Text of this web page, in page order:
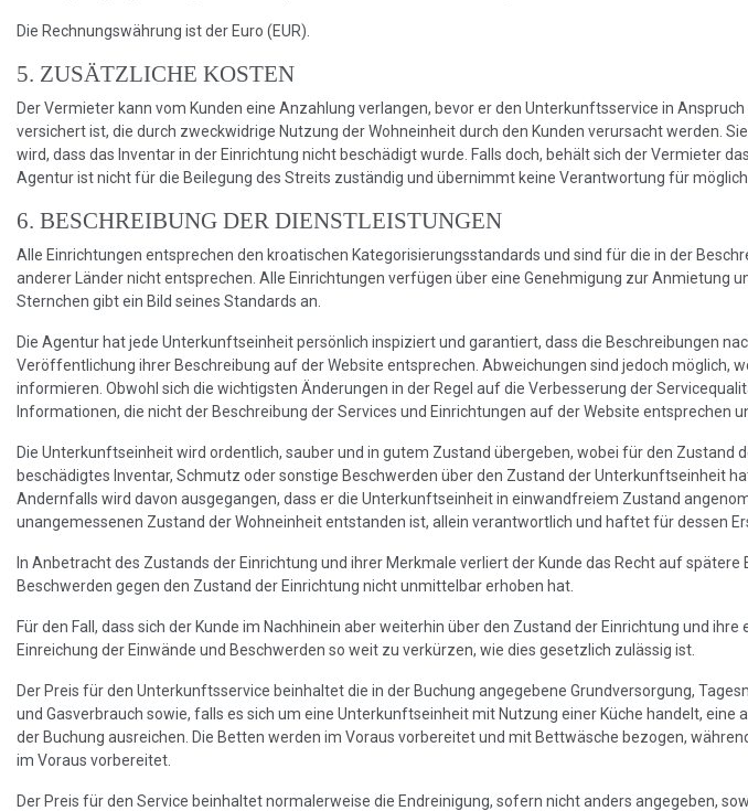
Die Rechnungswährung ist der Euro (EUR).
5. ZUSÄTZLICHE KOSTEN
Der Vermieter kann vom Kunden eine Anzahlung verlangen, bevor er den Unterkunftsservice in
versichert ist, die durch zweckwidrige Nutzung der Wohneinheit durch den Kunden verursacht werden.
wird, dass das Inventar in der Einrichtung nicht beschädigt wurde. Falls doch, behält sich der Vermieter
Agentur ist nicht für die Beilegung des Streits zuständig und übernimmt keine Verantwortung für
6. BESCHREIBUNG DER DIENSTLEISTUNGEN
Alle Einrichtungen entsprechen den kroatischen Kategorisierungsstandards und sind für die in der
anderer Länder nicht entsprechen. Alle Einrichtungen verfügen über eine Genehmigung zur Anmietung
Sternchen gibt ein Bild seines Standards an.
Die Agentur hat jede Unterkunftseinheit persönlich inspiziert und garantiert, dass die Beschreibungen
Veröffentlichung ihrer Beschreibung auf der Website entsprechen. Abweichungen sind jedoch möglich,
informieren. Obwohl sich die wichtigsten Änderungen in der Regel auf die Verbesserung der
Informationen, die nicht der Beschreibung der Services und Einrichtungen auf der Website entsprechen
Die Unterkunftseinheit wird ordentlich, sauber und in gutem Zustand übergeben, wobei für den
beschädigtes Inventar, Schmutz oder sonstige Beschwerden über den Zustand der Unterkunftseinheit
Andernfalls wird davon ausgegangen, dass er die Unterkunftseinheit in einwandfreiem Zustand
unangemessenen Zustand der Wohneinheit entstanden ist, allein verantwortlich und haftet für dessen
In Anbetracht des Zustands der Einrichtung und ihrer Merkmale verliert der Kunde das Recht auf
Beschwerden gegen den Zustand der Einrichtung nicht unmittelbar erhoben hat.
Für den Fall, dass sich der Kunde im Nachhinein aber weiterhin über den Zustand der Einrichtung und
Einreichung der Einwände und Beschwerden so weit zu verkürzen, wie dies gesetzlich zulässig ist.
Der Preis für den Unterkunftsservice beinhaltet die in der Buchung angegebene Grundversorgung,
und Gasverbrauch sowie, falls es sich um eine Unterkunftseinheit mit Nutzung einer Küche handelt,
der Buchung ausreichen. Die Betten werden im Voraus vorbereitet und mit Bettwäsche bezogen,
im Voraus vorbereitet.
Der Preis für den Service beinhaltet normalerweise die Endreinigung, sofern nicht anders angegeben,